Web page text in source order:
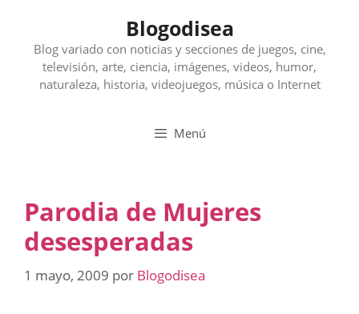
contenido
Blogodisea
Blog variado con noticias y secciones de juegos, cine,
televisión, arte, ciencia, imágenes, videos, humor,
naturaleza, historia, videojuegos, música o Internet
Menú
Parodia de Mujeres
desesperadas
1 mayo, 2009 por Blogodisea